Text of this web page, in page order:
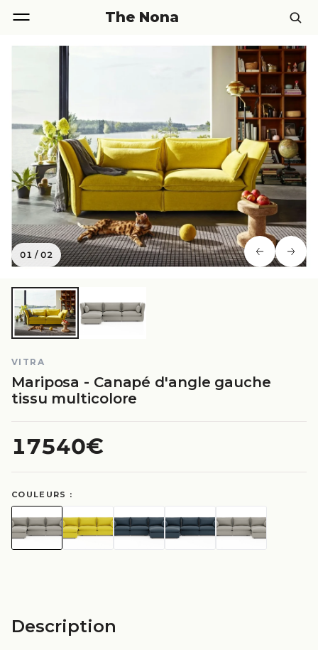
The Nona
01 /02
VITRA
Mariposa - Canapé d'angle gauche
tissu multicolore
17540€
COULEURS :
Description